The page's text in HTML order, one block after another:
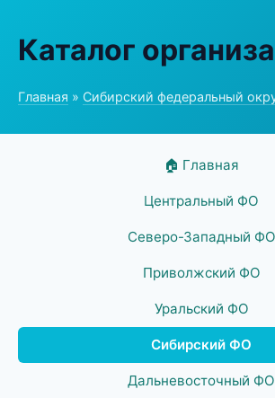
Каталог
Главная » Сибирский федеральный
🏠 Главная
Центральный ФО
Северо-Западный ФО
Приволжский ФО
Уральский ФО
Сибирский ФО
Дальневосточный ФО